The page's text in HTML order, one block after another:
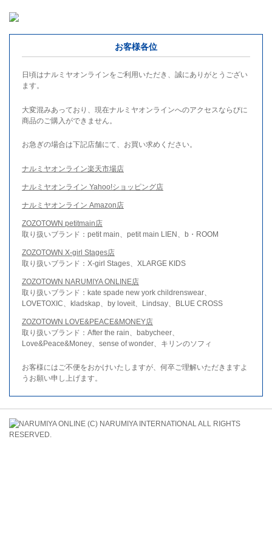
お客様各位
日頃はナルミヤオンラインをご利用いただき、誠にありがとうござい
ます。
大変混みあっており、現在ナルミヤオンラインへのアクセスならびに
商品のご購入ができません。
お急ぎの場合は下記店舗にて、お買い求めください。
ナルミヤオンライン楽天市場店
ナルミヤオンライン Yahoo!ショッピング店
ナルミヤオンライン Amazon店
ZOZOTOWN petitmain店
取り扱いブランド：petit main、petit main LIEN、b・ROOM
ZOZOTOWN X-girl Stages店
取り扱いブランド：X-girl Stages、XLARGE KIDS
ZOZOTOWN NARUMIYA ONLINE店
取り扱いブランド：kate spade new york childrenswear、
LOVETOXIC、kladskap、by loveit、Lindsay、BLUE CROSS
ZOZOTOWN LOVE&PEACE&MONEY店
取り扱いブランド：After the rain、babycheer、
Love&Peace&Money、sense of wonder、キリンのソフィ
お客様にはご不便をおかけいたしますが、何卒ご理解いただきますよ
うお願い申し上げます。